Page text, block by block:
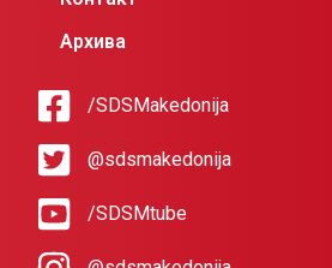
Архива
/SDSMakedonija
@sdsmakedonija
/SDSMtube